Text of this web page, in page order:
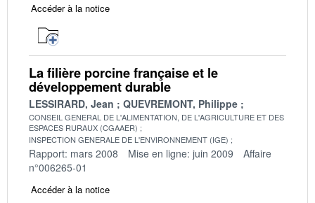
Accéder à la notice
La filière porcine française et le
développement durable
LESSIRARD, Jean QUEVREMONT, Philippe
CONSEIL GENERAL DE L'ALIMENTATION, DE L'AGRICULTURE ET DES
ESPACES RURAUX (CGAAER)
INSPECTION GENERALE DE L'ENVIRONNEMENT (IGE)
Rapport: mars 2008 Mise en ligne: juin 2009
Affaire
n°006265-01
Accéder à la notice